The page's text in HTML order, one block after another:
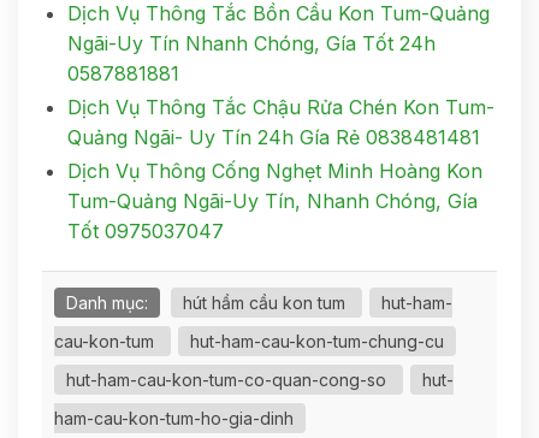
Dịch Vụ Thông Tắc Bồn Cầu Kon Tum-Quảng
Ngãi-Uy Tín Nhanh Chóng, Gía Tốt 24h
0587881881
Dịch Vụ Thông Tắc Chậu Rửa Chén Kon Tum-
Quảng Ngãi- Uy Tín 24h Gía Rẻ 0838481481
Dịch Vụ Thông Cống Nghẹt Minh Hoàng Kon
Tum-Quảng Ngãi-Uy Tín, Nhanh Chóng, Gía
Tốt 0975037047
Danh mục: hút hầm cầu kon tum
hut-ham-
cau-kon-tum
hut-ham-cau-kon-tum-chung-cu
hut-ham-cau-kon-tum-co-quan-cong-so
hut-
ham-cau-kon-tum-ho-gia-dinh